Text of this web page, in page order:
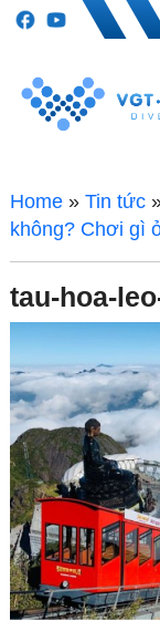
Home» Tin tức
không? Chơi gì
tau-hoa-